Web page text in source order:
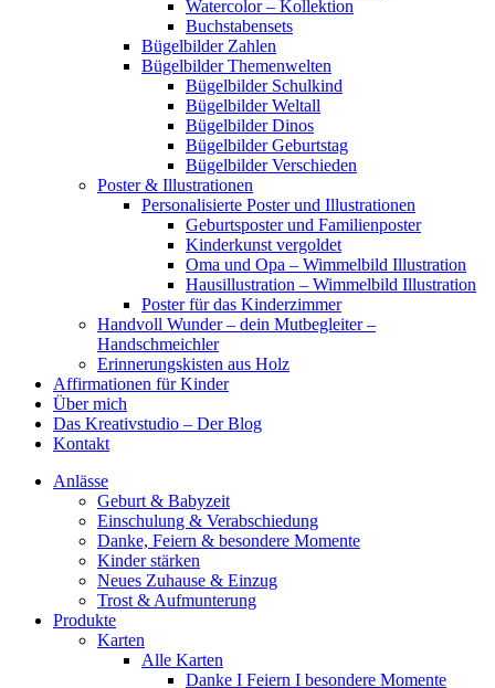
Watercolor – Kollektion
Buchstabensets
Bügelbilder Zahlen
Bügelbilder Themenwelten
Bügelbilder Schulkind
Bügelbilder Weltall
Bügelbilder Dinos
Bügelbilder Geburtstag
Bügelbilder Verschieden
Poster & Illustrationen
Personalisierte Poster und Illustrationen
Geburtsposter und Familienposter
Kinderkunst vergoldet
Oma und Opa – Wimmelbild Illustration
Hausillustration – Wimmelbild Illustration
Poster für das Kinderzimmer
Handvoll Wunder – dein Mutbegleiter –
Handschmeichler
Erinnerungskisten aus Holz
Affirmationen für Kinder
Über mich
Das Kreativstudio – Der Blog
Kontakt
Anlässe
Geburt & Babyzeit
Einschulung & Verabschiedung
Danke, Feiern & besondere Momente
Kinder stärken
Neues Zuhause & Einzug
Trost & Aufmunterung
Produkte
Karten
Alle Karten
Danke I Feiern I besondere Momente